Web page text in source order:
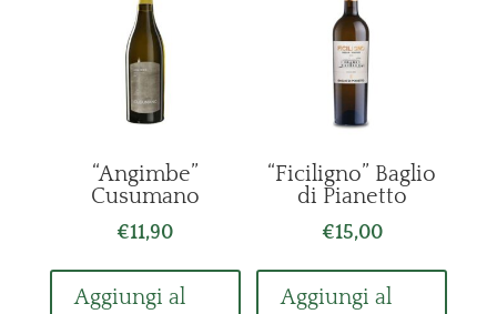
“Angimbe”
Cusumano
€11,90
Aggiungi al
“Ficiligno” Baglio
di Pianetto
€15,00
Aggiungi al